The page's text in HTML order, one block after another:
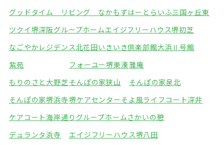
グッドタイム リビング なかもずはーとらいふ三国ヶ丘東
ツクイ堺深阪グループホームエイジフリーハウス堺初芝
なごやかレジデンス北花田いきいき倶楽部館大浜Ⅱ号館
紫苑
フォーユー堺東湊雅庵
もりのさと大野芝そんぽの家狭山
そんぽの家泉北
そんぽの家堺浜寺堺ケアセンターそよ風ライフコート深井
ケアコート海岸通り グループホームさかいの憩
デュランタ浜寺
エイジフリーハウス堺八田